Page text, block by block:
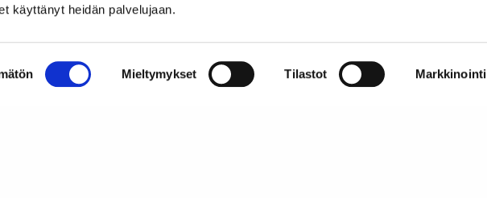
käyttänyt heidän palvelujaan.
Mieltymykset Tilastot Markkinointi
Osallistumishinnat:
SATL:n jäsenille 390 euroa, muuten 440 euroa.